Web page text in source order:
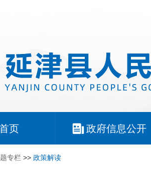
页 政府信息公开
专栏 >> 政策解读